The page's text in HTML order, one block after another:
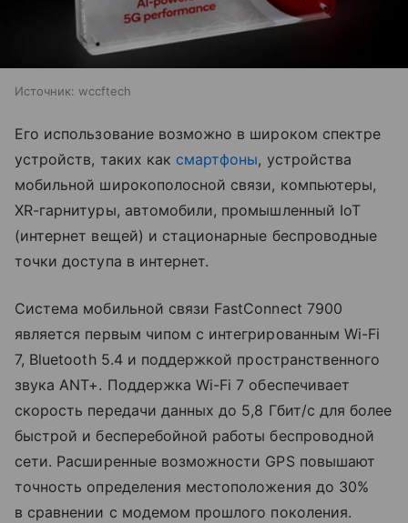
Источник: wccftech
Его использование возможно в широком спектре
устройств, таких как смартфоны, устройства
мобильной широкополосной связи, компьютеры,
XR-гарнитуры, автомобили, промышленный IoT
(интернет вещей) и стационарные беспроводные
точки доступа в интернет.
Система мобильной связи FastConnect 7900
является первым чипом с интегрированным Wi-Fi
7, Bluetooth 5.4 и поддержкой пространственного
звука ANT+. Поддержка Wi-Fi 7 обеспечивает
скорость передачи данных до 5,8 Гбит/с для более
быстрой и бесперебойной работы беспроводной
сети. Расширенные возможности GPS повышают
точность определения местоположения до 30%
в сравнении с модемом прошлого поколения.